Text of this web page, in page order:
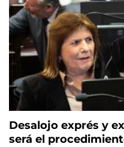
Desalojo exprés y
será el